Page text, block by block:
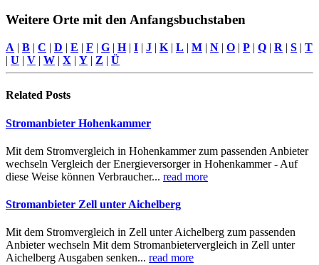
Weitere Orte mit den Anfangsbuchstaben
A | B | C | D | E | F | G | H| I | J | K | L | M | N | O | P | Q | R | S | T
| U | V | W | X | Y | Z | Ü
Related Posts
Stromanbieter Hohenkammer
Mit dem Stromvergleich in Hohenkammer zum passenden Anbieter
wechseln Vergleich der Energieversorger in Hohenkammer - Auf
diese Weise können Verbraucher... read more
Stromanbieter Zell unter Aichelberg
Mit dem Stromvergleich in Zell unter Aichelberg zum passenden
Anbieter wechseln Mit dem Stromanbietervergleich in Zell unter
Aichelberg Ausgaben senken... read more